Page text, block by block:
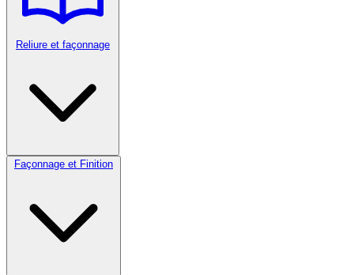
Reliure et façonnage
Façonnage et Finition